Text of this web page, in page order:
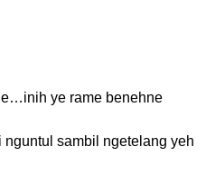
ye rame benehne
sambil ngetelang yeh